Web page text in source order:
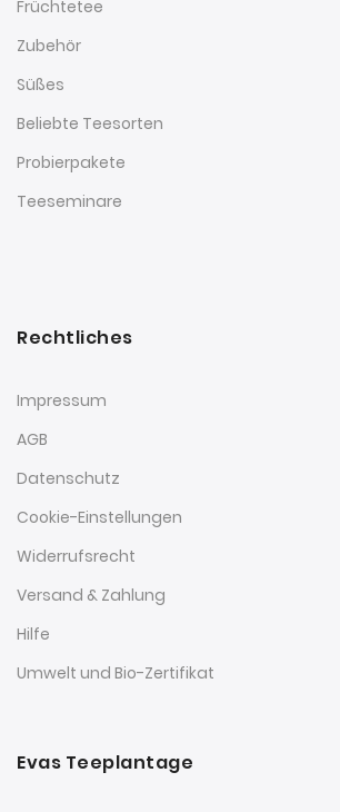
Früchtetee
Zubehör
Süßes
Beliebte Teesorten
Probierpakete
Teeseminare
Rechtliches
Impressum
AGB
Datenschutz
Cookie-Einstellungen
Widerrufsrecht
Versand & Zahlung
Hilfe
Umwelt und Bio-Zertifikat
Evas Teeplantage